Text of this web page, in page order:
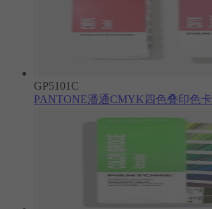
GP5101C
PANTONE潘通CMYK四色叠印色卡